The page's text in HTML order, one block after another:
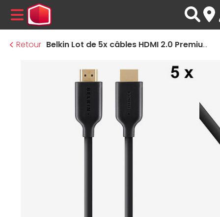
MENU
Retour
Belkin Lot de 5x câbles HDMI 2.0 Premium Gold avec Ethernet - 1 m